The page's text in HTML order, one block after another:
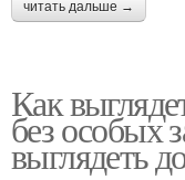
читать дальше →
Как
без особых
выглядеть